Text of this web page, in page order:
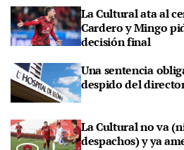
La Cultural ata al
Cardero y Mingo
decisión final
Una sentencia
despido del
La Cultural no va
despachos) y ya